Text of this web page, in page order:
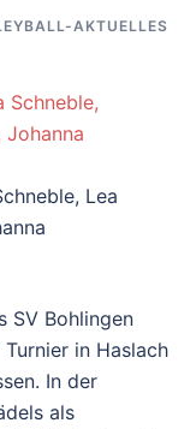
AKTUELLES
Lea
SV Bohlingen
in Haslach
In der
als